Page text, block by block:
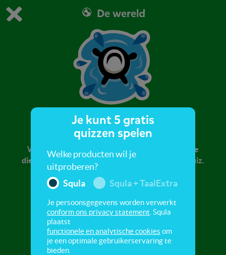
Dit is de gratis demo van Squla.
Bestel nu
0 1
De wereld
Water 2
We gaan zwemmen in het water! Weet jij welke
dieren in het water leven? Ontdek het in deze quiz.
Je kunt 5 gratis
quizzen spelen
Welke producten wil je
uitproberen?
Squla
Squla + TaalExtra
Je persoonsgegevens worden verwerkt
conform ons privacy statement . Squla
plaatst
functionele en analytische cookies om
je een optimale gebruikerservaring te
bieden.